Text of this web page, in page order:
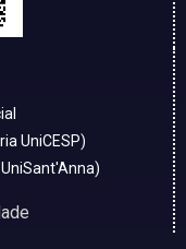
UniCESP)